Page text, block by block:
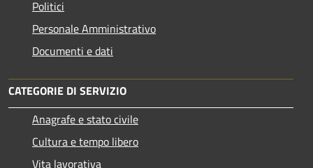
Politici
Personale Amministrativo
Documenti e dati
CATEGORIE DI SERVIZIO
Anagrafe e stato civile
Cultura e tempo libero
Vita lavorativa